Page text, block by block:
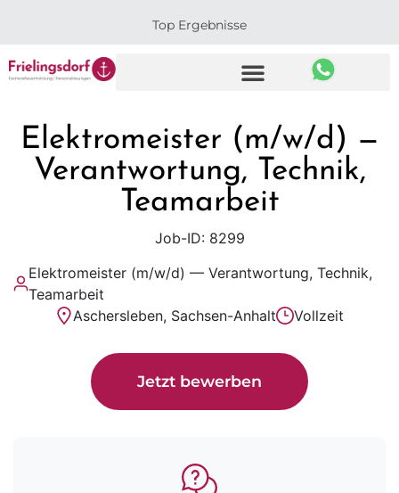
Top Ergebnisse
Elektromeister (m/w/d) —
Verantwortung, Technik,
Teamarbeit
Job-ID: 8299
Elektromeister (m/w/d) — Verantwortung, Technik,
Teamarbeit
Aschersleben, Sachsen-Anhalt
Vollzeit
Jetzt bewerben